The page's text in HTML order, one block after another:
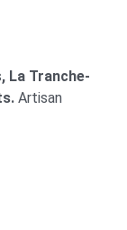
, La Tranche-
Artisan